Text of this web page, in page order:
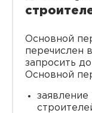
Основной
перечислен
запросить
Основной